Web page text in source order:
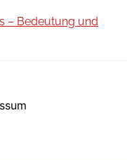
– Bedeutung und